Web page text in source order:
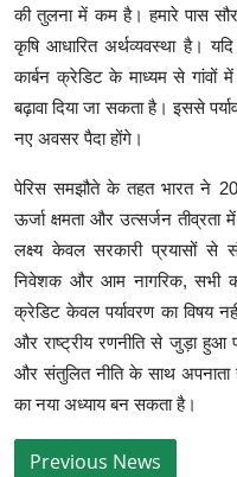
की तुलना में कम है। हमारे पास
कृषि आधारित अर्थव्यवस्था है।
कार्बन क्रेडिट के माध्यम से गांवों
बढ़ावा दिया जा सकता है। इससे
नए अवसर पैदा होंगे।
पेरिस समझौते के तहत भारत ने
ऊर्जा क्षमता और उत्सर्जन
लक्ष्य केवल सरकारी प्रयासों से
निवेशक और आम नागरिक, सभी
क्रेडिट केवल पर्यावरण का विषय
और राष्ट्रीय रणनीति से जुड़ा हुआ
और संतुलित नीति के साथ अपनाता
का नया अध्याय बन सकता है।